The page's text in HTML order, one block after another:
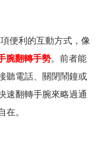
便利的互動方式，像
腕翻轉手勢。前者能
聽電話、關閉鬧鐘或
速翻轉手腕來略過通
在。